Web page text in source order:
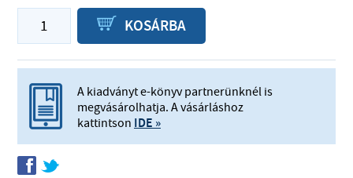
P KOSÁRBA
A kiadványt e-könyv partnerünknél is
megvásárolhatja. A vásárláshoz
kattintson IDE »
f t